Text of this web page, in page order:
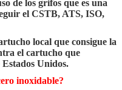
de los grifos que es una
el CSTB, ATS, ISO,
local que consigue la
el cartucho que
Unidos.
inoxidable?